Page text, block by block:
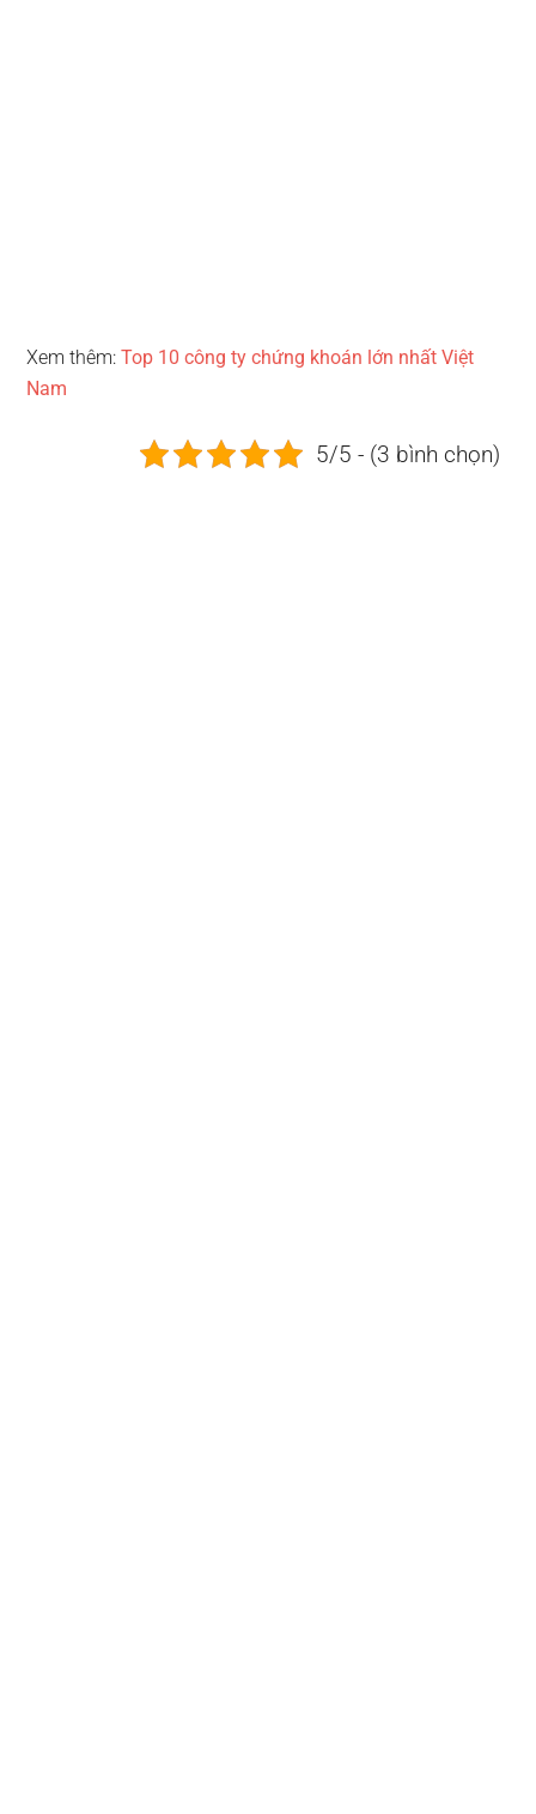
Xem thêm:Top 10 công ty chứng khoán lớn nhất Việt
Nam
5/5 - (3 bình chọn)